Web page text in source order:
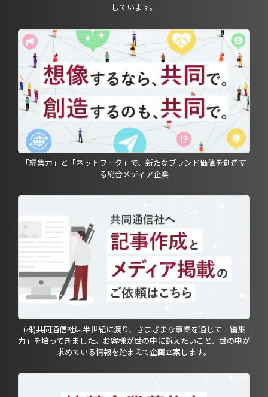
しています。
「編集力」と「ネットワーク」で、新たなブランド価値を創造す
る総合メディア企業
(株)共同通信社は半世紀に渡り、さまざまな事業を通じて「編集
力」を培ってきました。お客様が世の中に訴えたいこと、世の中が
求めている情報を踏まえて企画立案します。